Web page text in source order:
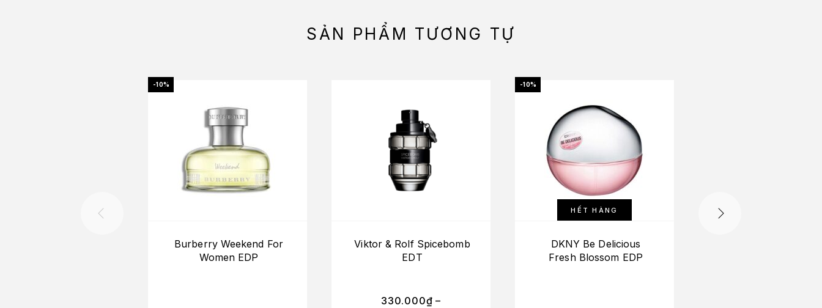
SẢN PHẨM TƯƠNG TỰ
-10%
Burberry Weekend For
Women EDP
Viktor & Rolf Spicebomb
EDT
330.000₫ –
-10%
HẾT HÀNG
DKNY Be Delicious
Fresh Blossom EDP